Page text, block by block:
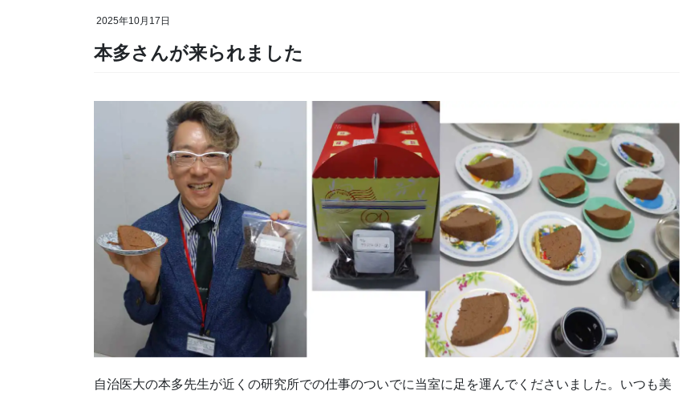
2025年10月17日
本多さんが来られました
自治医大の本多先生が近くの研究所での仕事のついでに当室に足を運んでくださいました。いつも美